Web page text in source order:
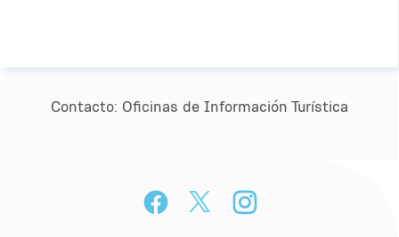
Contacto: Oﬁcinas de Información Turística